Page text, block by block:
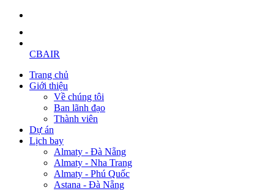
CBAIR
Trang chủ
Giới thiệu
Về chúng tôi
Ban lãnh đạo
Thành viên
Dự án
Lịch bay
Almaty - Đà Nẵng
Almaty - Nha Trang
Almaty - Phú Quốc
Astana - Đà Nẵng